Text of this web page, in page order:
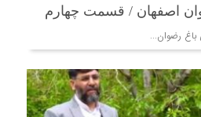
اصفهان / قسمت چهارم
رضوان...